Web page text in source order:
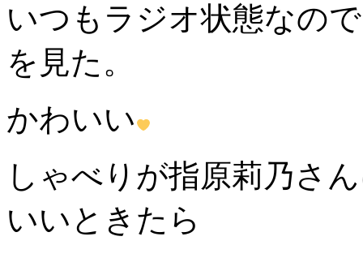
いつもラジオ状態なの
を見た。
かわいい
しゃべりが指原莉乃さ
いいときたら